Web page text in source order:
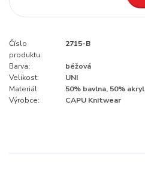
Číslo
produktu:
2715-B
Barva:
béžová
Velikost:
UNI
Materiál:
50% bavlna, 50% akryl
Výrobce:
CAPU Knitwear